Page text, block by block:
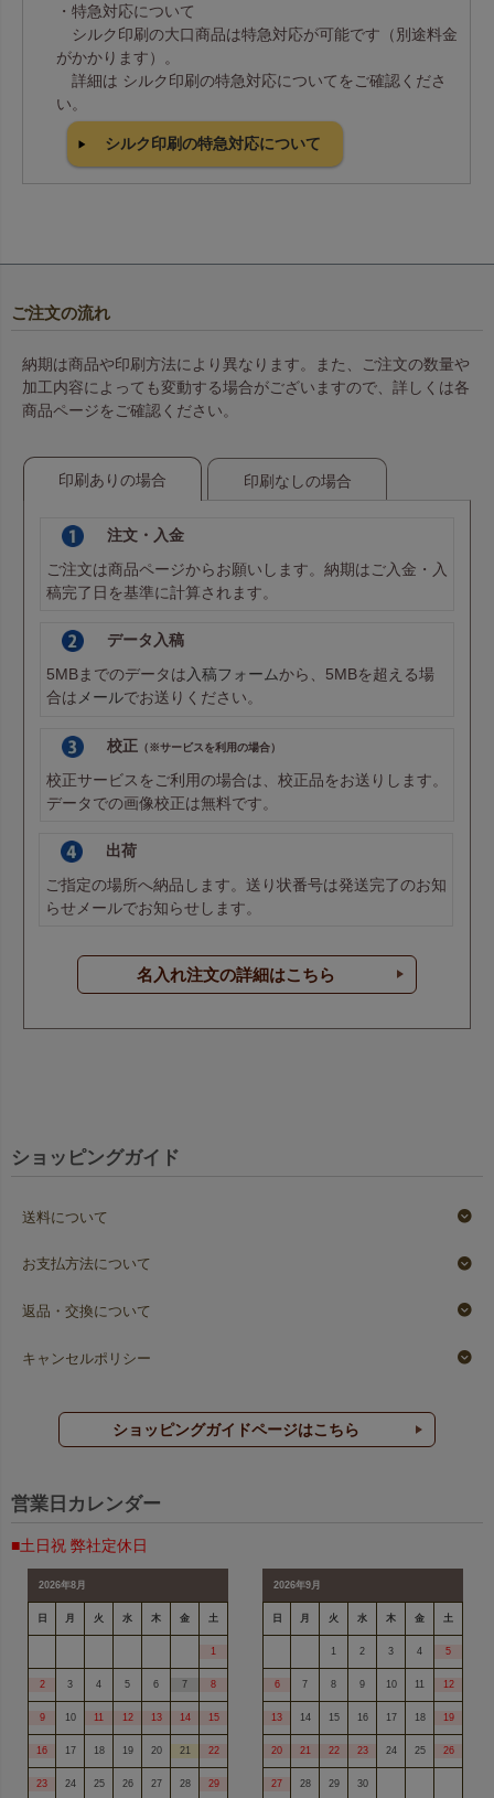
・特急対応について
シルク印刷の大口商品は特急対応が可能です（別途料金
がかかります）。
詳細は シルク印刷の特急対応についてをご確認くださ
い。
シルク印刷の特急対応について
ご注文の流れ
納期は商品や印刷方法により異なります。また、ご注文の数量や
加工内容によっても変動する場合がございますので、詳しくは各
商品ページをご確認ください。
印刷ありの場合 印刷なしの場合
注文・入金
ご注文は商品ページからお願いします。納期はご入金・入
稿完了日を基準に計算されます。
データ入稿
5MBまでのデータは入稿フォームから、5MBを超える場
合はメールでお送りください。
校正 （※サービスを利用の場合）
校正サービスをご利用の場合は、校正品をお送りします。
データでの画像校正は無料です。
出荷
ご指定の場所へ納品します。送り状番号は発送完了のお知
らせメールでお知らせします。
名入れ注文の詳細はこちら
ショッピングガイド
送料について
お支払方法について
返品・交換について
キャンセルポリシー
ショッピングガイドページはこちら
営業日カレンダー
■土日祝 弊社定休日
2026年8月
日 月 火 水 木 金 土
1
2 3 4 5 6 7 8
9 10 11 12 13 14 15
16 17 18 19 20 21 22
23 24 25 26 27 28 29
2026年9月
日 月 火 水 木 金 土
1 2 3 4 5
6 7 8 9 10 11 12
13 14 15 16 17 18 19
20 21 22 23 24 25 26
27 28 29 30